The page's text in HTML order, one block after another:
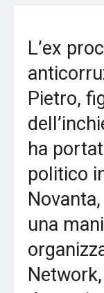
L’ex
Pietro,
ha
politico
una